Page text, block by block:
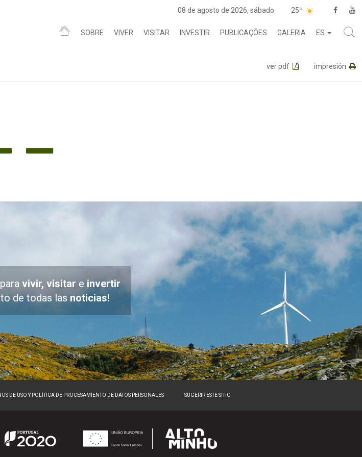
08 de agosto de 2026, sábado 25º
SOBRE VIVER VISITAR INVESTIR PUBLICAÇÕES GALERIA ES
ver pdf impresión
vivir, visitar e invertir
de todas lasnoticias!
DE USO Y POLÍTICA DE PROCESAMIENTO DE DATOS PERSONALES SUGERIR ESTE SITIO